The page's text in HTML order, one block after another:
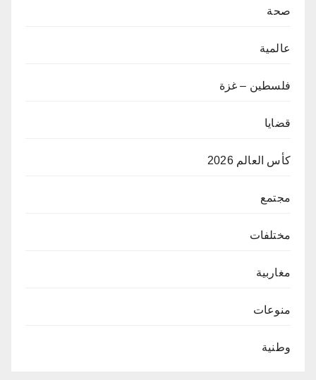
صحة
عالمية
فلسطين – غزة
قضايا
كأس العالم 2026
مجتمع
مختلفات
مغاربية
منوعات
وطنية